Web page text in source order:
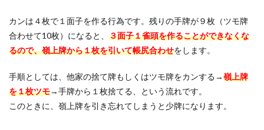
カンは４枚で１面子を作る行為です。残りの手牌が９枚（ツモ牌
合わせて10枚）になると、 ３面子１雀頭を作ることができなくな
るので、嶺上牌から１枚を引いて帳尻合わせをします。
手順としては、他家の捨て牌もしくはツモ牌をカンする→嶺上牌
を１枚ツモ→手牌から１枚捨てる、という流れです。
このときに、嶺上牌を引き忘れてしまうと少牌になります。